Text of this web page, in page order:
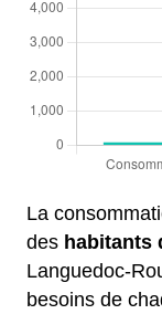
La
des habitants
Languedoc-
besoins de